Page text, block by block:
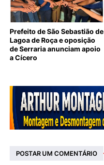
Prefeito de São Sebastião de
Lagoa de Roça e oposição
de Serraria anunciam apoio
a Cícero
POSTAR UM COMENTÁRIO